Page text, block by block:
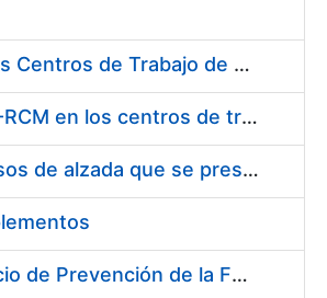
Suministro de Protectores Auditivos a medida para las personas trabajadoras de los Centros de Trabajo de Madrid y Burgos
Suministro de gafas graduadas antiproyecciones para los trabajadores de la FNMT-RCM en los centros de trabajo de Madrid y Burgos
Servicios de una empresa externa para el asesoramiento y resolución de los recursos de alzada que se presentan relacionados con procesos de selección para la FNMT-RCM
Servicio de Calibración y Verificación Externa de los Equipos de Medición del Servicio de Prevención de la FNMT-RCM